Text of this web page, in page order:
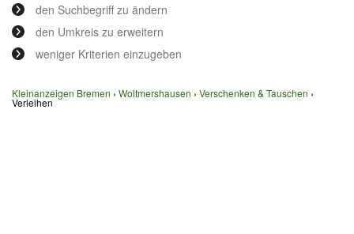
den Suchbegriff zu ändern
den Umkreis zu erweitern
weniger Kriterien einzugeben
Kleinanzeigen Bremen Woltmershausen Verschenken & Tauschen
Verleihen